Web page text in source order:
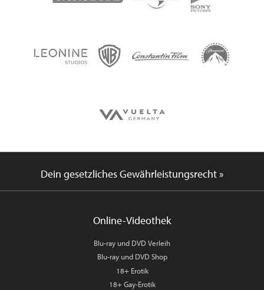
Dein gesetzliches Gewährleistungsrecht »
Online-Videothek
Blu-ray und DVD Verleih
Blu-ray und DVD Shop
18+ Erotik
18+ Gay-Erotik